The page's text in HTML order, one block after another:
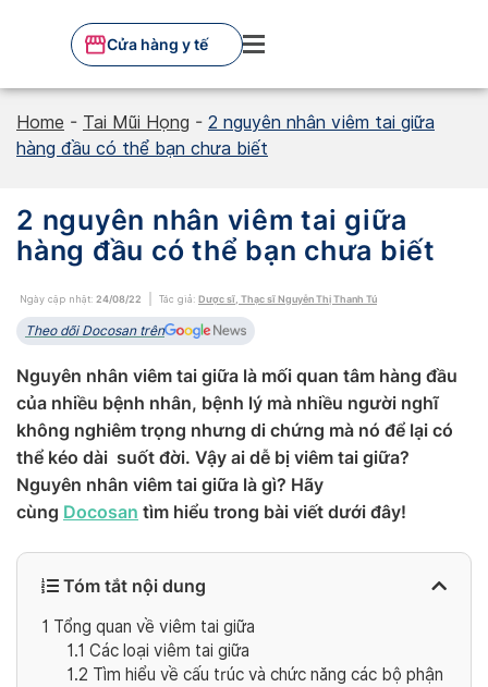
Cửa hàng y tế
Home - Tai Mũi Họng - 2 nguyên nhân viêm tai giữa
hàng đầu có thể bạn chưa biết
2 nguyên nhân viêm tai giữa
hàng đầu có thể bạn chưa biết
Ngày cập nhật: 24/08/22 Tác giả: Dược sĩ, Thạc sĩ Nguyễn Thị Thanh Tú
Theo dõi Docosan trên
Nguyên nhân viêm tai giữa là mối quan tâm hàng đầu
của nhiều bệnh nhân, bệnh lý mà nhiều người nghĩ
không nghiêm trọng nhưng di chứng mà nó để lại có
thể kéo dài suốt đời. Vậy ai dễ bị viêm tai giữa?
Nguyên nhân viêm tai giữa là gì? Hãy
cùng Docosan tìm hiểu trong bài viết dưới đây!
Tóm tắt nội dung
1 Tổng quan về viêm tai giữa
1.1 Các loại viêm tai giữa
1.2 Tìm hiểu về cấu trúc và chức năng các bộ phận